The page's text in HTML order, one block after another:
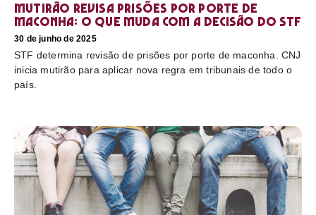
Mutirão revisa prisões por porte de
maconha: o que muda com a decisão do STF
30 de junho de 2025
STF determina revisão de prisões por porte de maconha. CNJ
inicia mutirão para aplicar nova regra em tribunais de todo o
país.